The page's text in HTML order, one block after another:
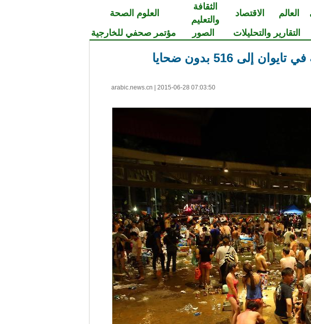
العالم الاقتصاد
الثقافة
والتعليم
العلوم الصحة
التقارير والتحليلات الصور مؤتمر صحفي للخارجية
516 بدون ضحايا
arabic.news.cn 2015-06-28 07:03:50